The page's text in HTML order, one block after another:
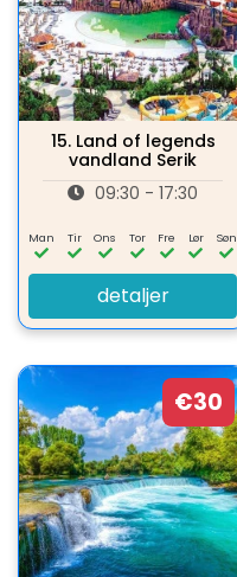
15. Land of legends
vandland Serik
09:30 - 17:30
Man Tir Ons Tor Fre Lør Søn
detaljer
€30